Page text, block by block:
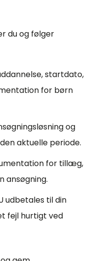
du og følger
startdato,
for børn
og
aktuelle periode.
for tillæg,
ansøgning.
udbetales til din
fejl hurtigt ved